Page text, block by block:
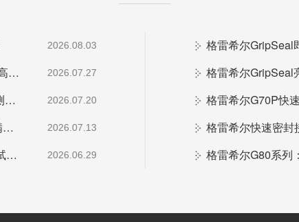
2026.08.03
格雷希尔E10电连接器：专为新能源EOL测试设计的高寿命方案 2026.07.27
格雷希尔G25F快速密封接头：新能源电池包气密性测试应用 2026.07.20
格雷希尔携创新密封测试方案惊艳AMTS 2026，圆满收官 2026.07.13
格雷希尔G72R快速密封接头：汽车空调异型管口测试方案 2026.06.29